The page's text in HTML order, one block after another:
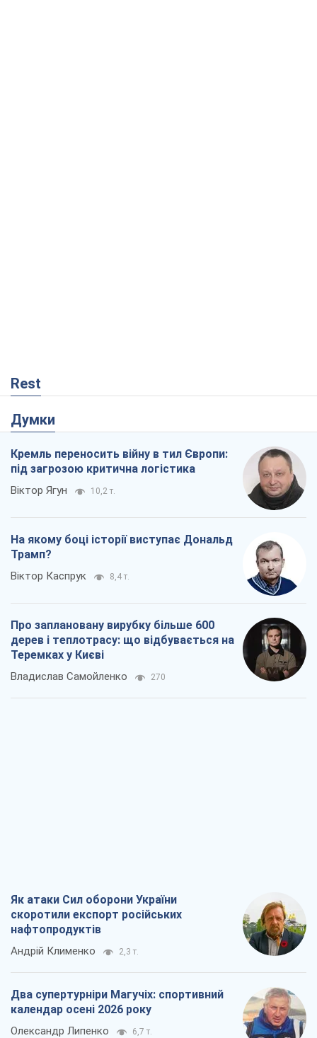
Rest
Думки
Кремль переносить війну в тил Європи:
під загрозою критична логістика
Віктор Ягун 10,2 т.
На якому боці історії виступає Дональд
Трамп?
Віктор Каспрук 8,4 т.
Про заплановану вирубку більше 600
дерев і теплотрасу: що відбувається на
Теремках у Києві
Владислав Самойленко 270
Як атаки Сил оборони України
скоротили експорт російських
нафтопродуктів
Андрій Клименко 2,3 т.
Два супертурніри Магучіх: спортивний
календар осені 2026 року
Олександр Липенко 6,7 т.